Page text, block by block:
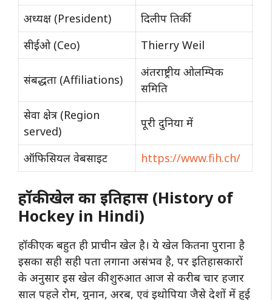
अध्यक्ष (President)
दिलीप तिर्की
सीईओ (Ceo)
Thierry Weil
संबद्धता (Affiliations)
अंतराष्ट्रीय ओलम्पिक
समिति
सेवा क्षेत्र (Region
served)
पूरी दुनिया में
ऑफिसियल वेबसाइट https://www.fih.ch/
हॉकी खेल का इतिहास (History of
Hockey in Hindi)
हॉकी एक बहुत ही प्राचीन खेल है। ये खेल कितना पुराना है
इसका सही सही पता लगाना असंभव है, पर इतिहासकारों
के अनुसार इसखेल की शुरुआत आज से करीब चार हजार
साल पहले रोम, यूनान, अरब, एवं इथोपिया जैसे देशों में हुई